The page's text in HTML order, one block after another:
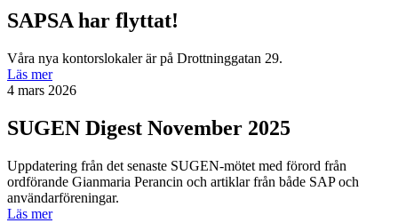
SAPSA har flyttat!
Våra nya kontorslokaler är på Drottninggatan 29.
Läs mer
4 mars 2026
SUGEN Digest November 2025
Uppdatering från det senaste SUGEN-mötet med förord från
ordförande Gianmaria Perancin och artiklar från både SAP och
användarföreningar.
Läs mer